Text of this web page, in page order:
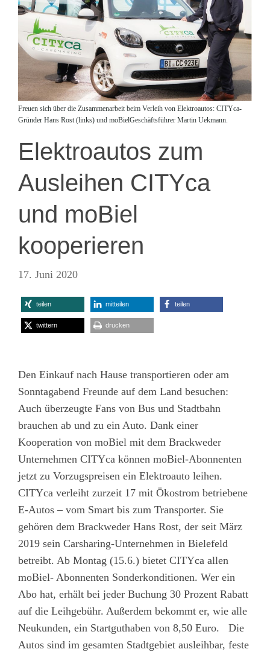
Freuen sich über die Zusammenarbeit beim Verleih von Elektroautos: CITYca-
Gründer Hans Rost (links) und moBielGeschäftsführer Martin Uekmann.
Elektroautos zum
Ausleihen CITYca
und moBiel
kooperieren
17. Juni 2020
teilen mitteilen teilen
twittern drucken
Den Einkauf nach Hause transportieren oder am
Sonntagabend Freunde auf dem Land besuchen:
Auch überzeugte Fans von Bus und Stadtbahn
brauchen ab und zu ein Auto. Dank einer
Kooperation von moBiel mit dem Brackweder
Unternehmen CITYca können moBiel-Abonnenten
jetzt zu Vorzugspreisen ein Elektroauto leihen.
CITYca verleiht zurzeit 17 mit Ökostrom betriebene
E-Autos – vom Smart bis zum Transporter. Sie
gehören dem Brackweder Hans Rost, der seit März
2019 sein Carsharing-Unternehmen in Bielefeld
betreibt. Ab Montag (15.6.) bietet CITYca allen
moBiel- Abonnenten Sonderkonditionen. Wer ein
Abo hat, erhält bei jeder Buchung 30 Prozent Rabatt
auf die Leihgebühr. Außerdem bekommt er, wie alle
Neukunden, ein Startguthaben von 8,50 Euro. Die
Autos sind im gesamten Stadtgebiet ausleihbar, feste